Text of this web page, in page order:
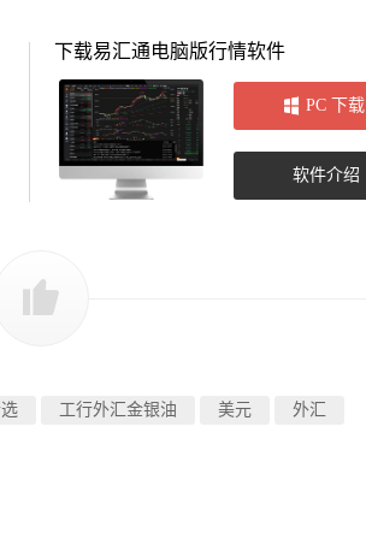
下载易汇通电脑版行情软件
PC 下载
软件介绍
工行外汇金银油 美元 外汇